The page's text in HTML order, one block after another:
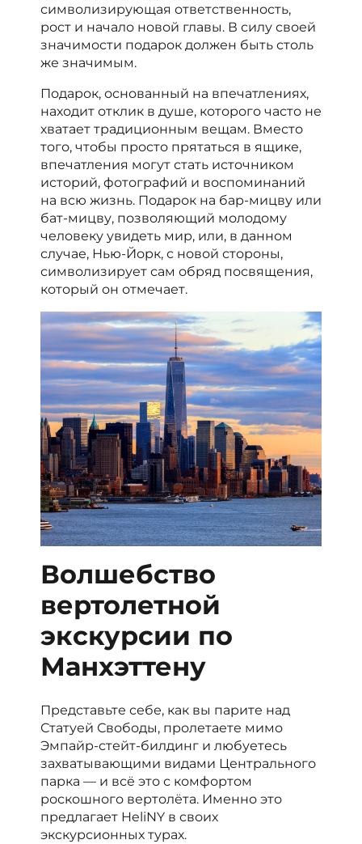
символизирующая ответственность,
рост и начало новой главы. В силу своей
значимости подарок должен быть столь
же значимым.
Подарок, основанный на впечатлениях,
находит отклик в душе, которого часто не
хватает традиционным вещам. Вместо
того, чтобы просто прятаться в ящике,
впечатления могут стать источником
историй, фотографий и воспоминаний
на всю жизнь. Подарок на бар-мицву или
бат-мицву, позволяющий молодому
человеку увидеть мир, или, в данном
случае, Нью-Йорк, с новой стороны,
символизирует сам обряд посвящения,
который он отмечает.
Волшебство
вертолетной
экскурсии по
Манхэттену
Представьте себе, как вы парите над
Статуей Свободы, пролетаете мимо
Эмпайр-стейт-билдинг и любуетесь
захватывающими видами Центрального
парка — и всё это с комфортом
роскошного вертолёта. Именно это
предлагает HeliNY в своих
экскурсионных турах.